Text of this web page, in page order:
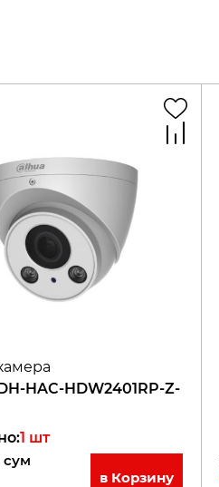
HAC-HDW2401RP-Z-
:1 шт
сум
в Корзину